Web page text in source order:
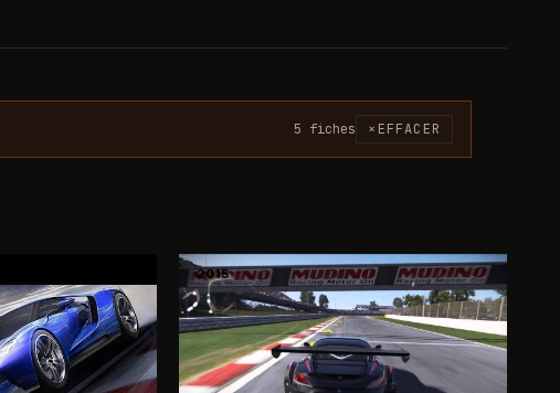
5 fiches × EFFACER
2015